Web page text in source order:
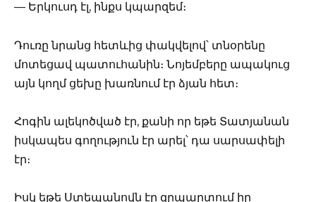
— Երկուսդ էլ, ինքս կպարզեմ։
Դուռը նրանց հետևից փակվելով՝ տնօրենը
մոտեցավ պատուհանին։ Նոյեմբերը ապակուց
այն կողմ ցեխը խառնում էր ձյան հետ։
Հոգին ալեկոծված էր, քանի որ եթե Տատյանան
իսկապես գողություն էր արել՝ դա սարսափելի
էր։
Իսկ եթե Ստեպանովն էր զրպարտում իր